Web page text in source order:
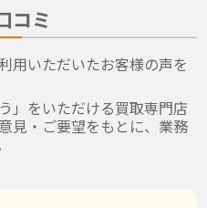
コミ
用いただいたお客様の声を
」をいただける買取専門店
見・ご要望をもとに、業務